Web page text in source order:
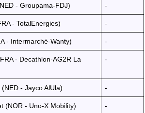
- Groupama-FDJ) -
- TotalEnergies) -
- Intermarché-Wanty) -
- Decathlon-AG2R La
-
- Jayco AlUla) -
(NOR - Uno-X Mobility) -